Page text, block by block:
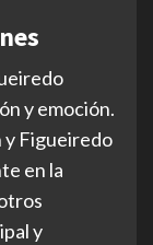
y emoción.
y Figueiredo
en la
y